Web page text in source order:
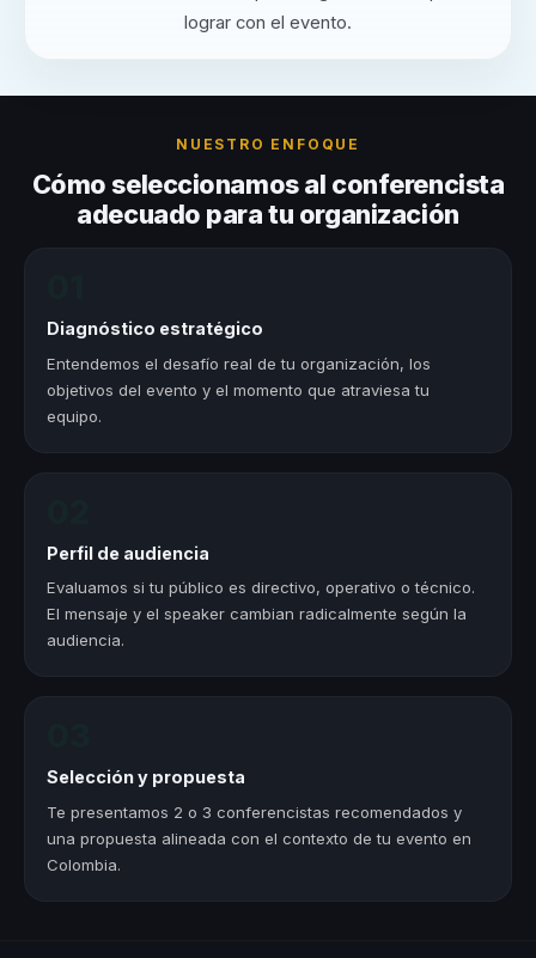
lograr con el evento.
NUESTRO ENFOQUE
Cómo seleccionamos al conferencista
adecuado para tu organización
Diagnóstico estratégico
Entendemos el desafío real de tu organización, los
objetivos del evento y el momento que atraviesa tu
equipo.
Perfil de audiencia
Evaluamos si tu público es directivo, operativo o técnico.
El mensaje y el speaker cambian radicalmente según la
audiencia.
Selección y propuesta
Te presentamos 2 o 3 conferencistas recomendados y
una propuesta alineada con el contexto de tu evento en
Colombia.